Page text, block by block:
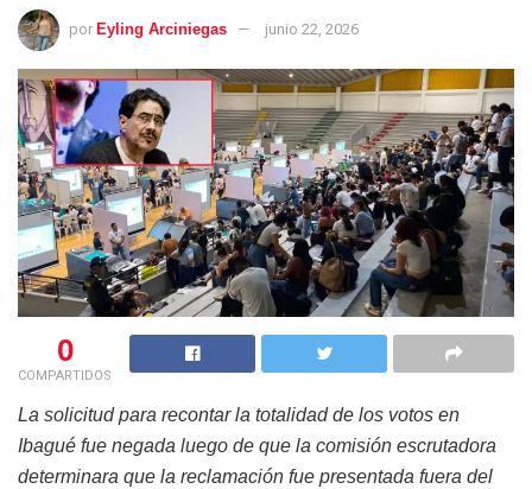
por Eyling Arciniegas junio 22, 2026
0
COMPARTIDOS
La solicitud para recontar la totalidad de los votos en
Ibagué fue negada luego de que la comisión escrutadora
determinara que la reclamación fue presentada fuera del